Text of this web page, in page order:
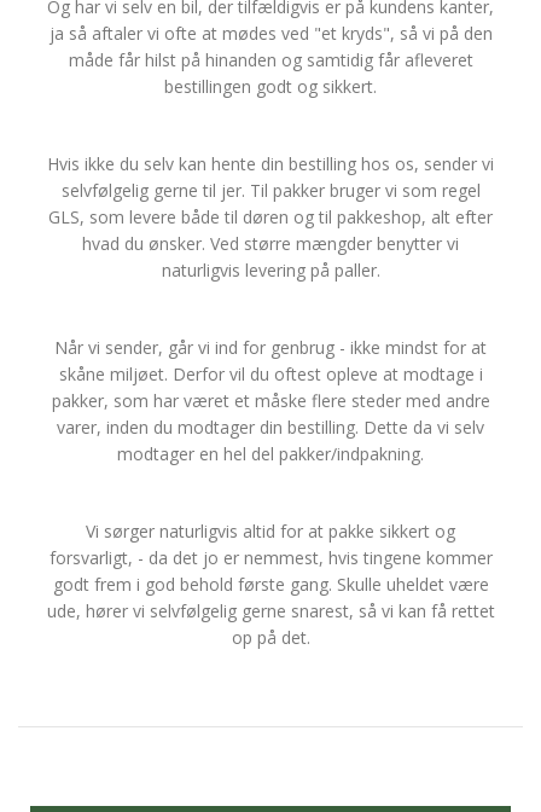
Og har vi selv en bil, der tilfældigvis er på kundens kanter,
ja så aftaler vi ofte at mødes ved "et kryds", så vi på den
måde får hilst på hinanden og samtidig får afleveret
bestillingen godt og sikkert.
Hvis ikke du selv kan hente din bestilling hos os, sender vi
selvfølgelig gerne til jer. Til pakker bruger vi som regel
GLS, som levere både til døren og til pakkeshop, alt efter
hvad du ønsker. Ved større mængder benytter vi
naturligvis levering på paller.
Når vi sender, går vi ind for genbrug - ikke mindst for at
skåne miljøet. Derfor vil du oftest opleve at modtage i
pakker, som har været et måske flere steder med andre
varer, inden du modtager din bestilling. Dette da vi selv
modtager en hel del pakker/indpakning.
Vi sørger naturligvis altid for at pakke sikkert og
forsvarligt, - da det jo er nemmest, hvis tingene kommer
godt frem i god behold første gang. Skulle uheldet være
ude, hører vi selvfølgelig gerne snarest, så vi kan få rettet
op på det.